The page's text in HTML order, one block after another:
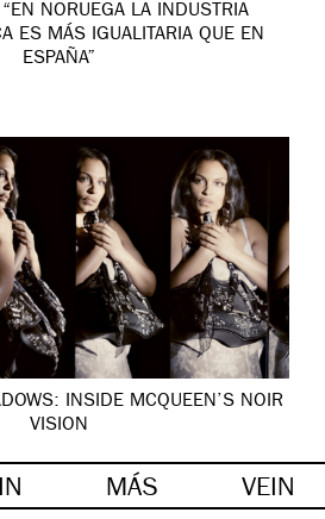
NORUEGA LA INDUSTRIA
ES MÁS IGUALITARIA QUE EN
ESPAÑA”
INSIDE MCQUEEN’S NOIR
VISION
MÁS VEIN